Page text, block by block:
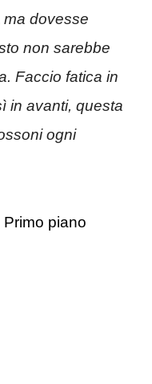
dovesse
non sarebbe
Faccio fatica in
in avanti, questa
ogni
Primo piano